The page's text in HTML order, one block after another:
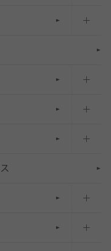
ぶし上）
め）
つう）
め）
イツ）
ス